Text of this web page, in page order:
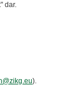
dar.
).